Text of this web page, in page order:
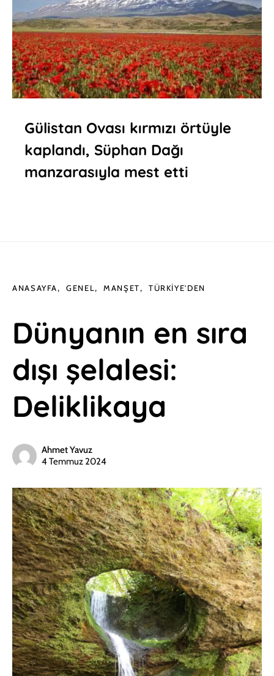
Gülistan Ovası kırmızı örtüyle
kaplandı, Süphan Dağı
manzarasıyla mest etti
ANASAYFA GENEL MANŞET TÜRKIYE'DEN
Dünyanın en sıra
dışı şelalesi:
Deliklikaya
Ahmet Yavuz
4 Temmuz 2024